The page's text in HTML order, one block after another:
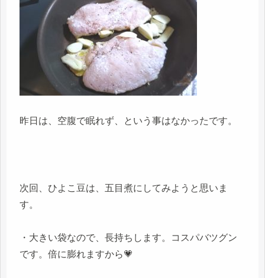
昨日は、空腹で眠れず、という事はなかったです。
次回、ひよこ豆は、五目煮にしてみようと思いま
す。
・大きい袋なので、長持ちします。コスパバツグン
です。倍に膨れますから💗